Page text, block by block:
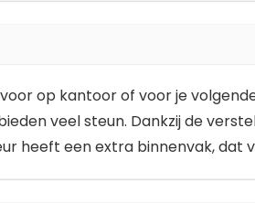
op kantoor of voor je
veel steun. Dankzij de
heeft een extra binnenvak,